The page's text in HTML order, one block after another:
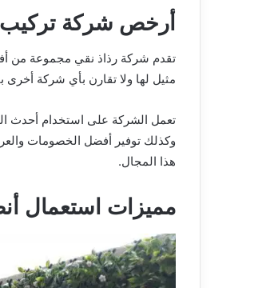
أرخص شركة تركيب
تقدم شركة رذاذ نقي مجموعة من
مثيل لها ولا تقارن بأي شركة أخرى
تعمل الشركة على استخدام أحدث
وكذلك توفير أفضل الخصومات
هذا المجال.
مميزات استعمال